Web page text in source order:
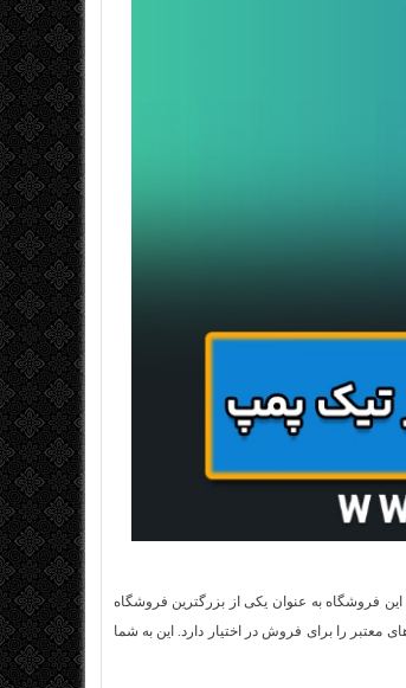
فروشگاه به عنوان یکی از بزرگترین فروشگاه‌
را برای فروش در اختیار دارد. این به شما